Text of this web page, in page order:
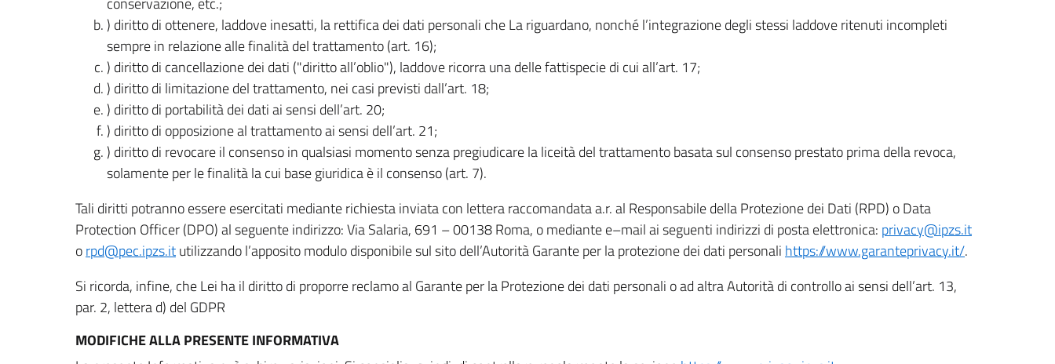
) diritto di ottenere, laddove inesatti, la rettifica dei dati personali che La riguardano, nonché l’integrazione degli stessi laddove ritenuti incompleti
sempre in relazione alle finalità del trattamento (art. 16);
) diritto di cancellazione dei dati ("diritto all’oblio"), laddove ricorra una delle fattispecie di cui all’art. 17;
) diritto di limitazione del trattamento, nei casi previsti dall’art. 18;
) diritto di portabilità dei dati ai sensi dell’art. 20;
) diritto di opposizione al trattamento ai sensi dell’art. 21;
) diritto di revocare il consenso in qualsiasi momento senza pregiudicare la liceità del trattamento basata sul consenso prestato prima della revoca,
solamente per le finalità la cui base giuridica è il consenso (art. 7).
Tali diritti potranno essere esercitati mediante richiesta inviata con lettera raccomandata a.r. al Responsabile della Protezione dei Dati (RPD) o Data
Protection Officer (DPO) al seguente indirizzo: Via Salaria, 691 – 00138 Roma, o mediante e–mail ai seguenti indirizzi di posta elettronica: privacy@ipzs.it
orpd@pec.ipzs.itutilizzando l’apposito modulo disponibile sul sito dell’Autorità Garante per la protezione dei dati personali https://www.garanteprivacy.it/.
Si ricorda, infine, che Lei ha il diritto di proporre reclamo al Garante per la Protezione dei dati personali o ad altra Autorità di controllo ai sensi dell’art. 13,
par. 2, lettera d) del GDPR
MODIFICHE ALLA PRESENTE INFORMATIVA